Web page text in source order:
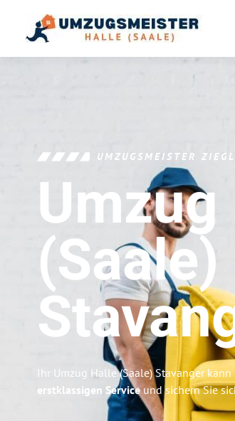
UMZUGSMEISTER
(Saale)
Ihr Umzug Halle (Saale) Stavanger
erstklassigen Serviceund sichern Sie